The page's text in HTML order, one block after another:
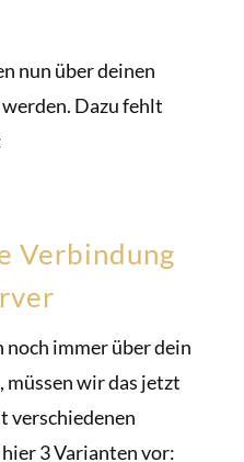
nun über deinen
Dazu fehlt
Verbindung
noch immer über dein
müssen wir das jetzt
verschiedenen
3 Varianten vor: